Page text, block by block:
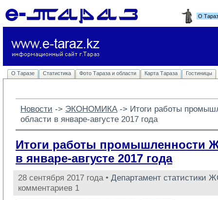
О
О Таразе Статистика Фото Тараза и области Карта Тараза Гостиницы
Новости -> ЭКОНОМИКА -> Итоги работы
области в январе-августе 2017 года
Итоги работы промышленности
в январе-августе 2017 года
28 сентября 2017 года • Департамент статистики
комментариев 1